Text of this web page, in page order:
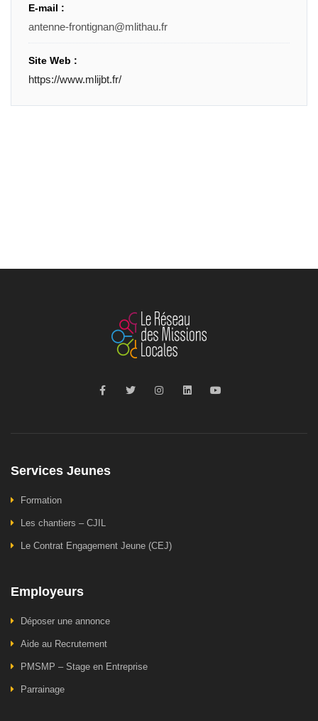
E-mail :
antenne-frontignan@mlithau.fr
Site Web :
https://www.mlijbt.fr/
Services Jeunes
Formation
Les chantiers – CJIL
Le Contrat Engagement Jeune (CEJ)
Employeurs
Déposer une annonce
Aide au Recrutement
PMSMP – Stage en Entreprise
Parrainage